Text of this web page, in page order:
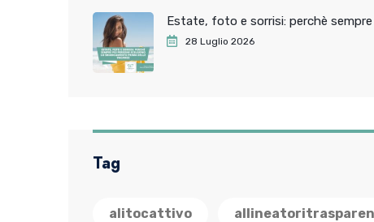
Estate, foto e sorrisi: perchè
28 Luglio 2026
Tag
alitocattivo